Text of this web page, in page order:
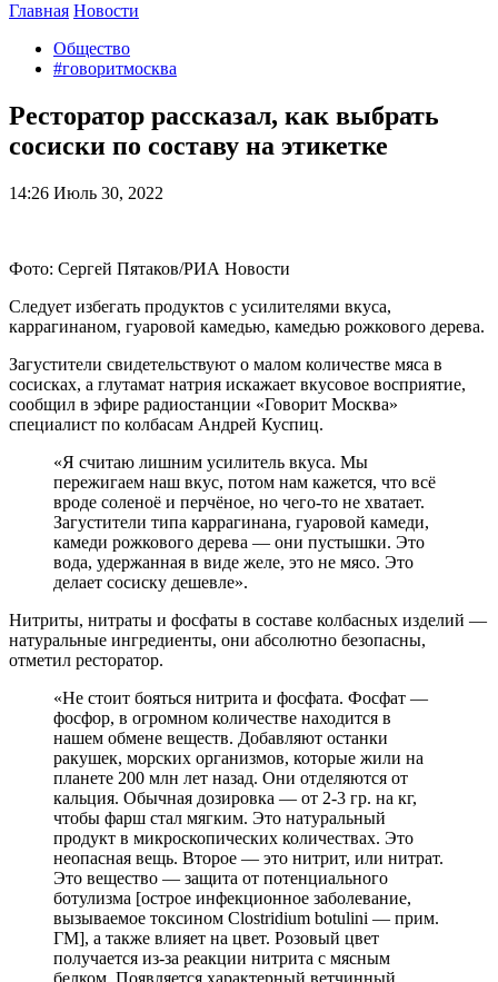
Главная Новости
Общество
#говоритмосква
Ресторатор рассказал, как выбрать
сосиски по составу на этикетке
14:26 Июль 30, 2022
Фото: Сергей Пятаков/РИА Новости
Следует избегать продуктов с усилителями вкуса,
каррагинаном, гуаровой камедью, камедью рожкового дерева.
Загустители свидетельствуют о малом количестве мяса в
сосисках, а глутамат натрия искажает вкусовое восприятие,
сообщил в эфире радиостанции «Говорит Москва»
специалист по колбасам Андрей Куспиц.
«Я считаю лишним усилитель вкуса. Мы
пережигаем наш вкус, потом нам кажется, что всё
вроде соленоё и перчёное, но чего-то не хватает.
Загустители типа каррагинана, гуаровой камеди,
камеди рожкового дерева — они пустышки. Это
вода, удержанная в виде желе, это не мясо. Это
делает сосиску дешевле».
Нитриты, нитраты и фосфаты в составе колбасных изделий —
натуральные ингредиенты, они абсолютно безопасны,
отметил ресторатор.
«Не стоит бояться нитрита и фосфата. Фосфат —
фосфор, в огромном количестве находится в
нашем обмене веществ. Добавляют останки
ракушек, морских организмов, которые жили на
планете 200 млн лет назад. Они отделяются от
кальция. Обычная дозировка — от 2-3 гр. на кг,
чтобы фарш стал мягким. Это натуральный
продукт в микроскопических количествах. Это
неопасная вещь. Второе — это нитрит, или нитрат.
Это вещество — защита от потенциального
ботулизма [острое инфекционное заболевание,
вызываемое токсином Clostridium botulini — прим.
ГМ], а также влияет на цвет. Розовый цвет
получается из-за реакции нитрита с мясным
белком. Появляется характерный ветчинный